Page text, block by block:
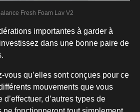
Fresh Foam Lav V2
importantes à garder à
dans une bonne paire de
vous qu’elles sont conçues pour ce
mouvements que vous
d’autres types de